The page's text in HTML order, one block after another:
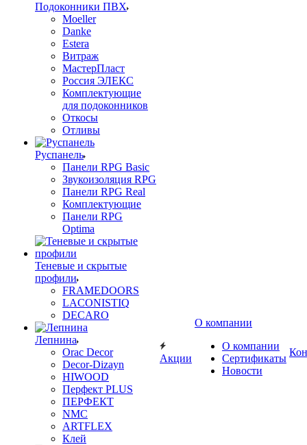
Подоконники ПВХ
Moeller
Danke
Estera
Витраж
МастерПласт
Россия ЭЛЕКС
Комплектующие
для подоконников
Откосы
Отливы
Руспанель
Панели RPG Basic
Звукоизоляция RPG
Панели RPG Real
Комплектующие
Панели RPG
Optima
Теневые и скрытые
профили
FRAMEDOORS
LACONISTIQ
DECARO
Лепнина
Orac Decor
Decor-Dizayn
HIWOOD
Перфект PLUS
ПЕРФЕКТ
NMC
ARTFLEX
Клей
Акции
О компании
О компании
Сертификаты
Новости